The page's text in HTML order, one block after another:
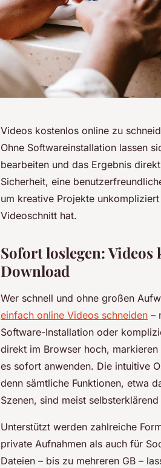
Videos kostenlos online zu
Ohne Softwareinstallation lassen
bearbeiten und das Ergebnis
Sicherheit, eine
um kreative Projekte
Videoschnitt hat.
Sofort loslegen:
Download
Wer schnell und ohne großen
einfach online Videos schneiden –
Software-Installation oder
direkt im Browser hoch,
es sofort anwenden. Die intuitive
denn sämtliche Funktionen, etwa
Szenen, sind meist
Unterstützt werden zahlreiche
private Aufnahmen als auch für
Dateien – bis zu mehreren GB –